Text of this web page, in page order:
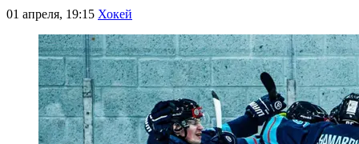
01 апреля, 19:15 Хокей